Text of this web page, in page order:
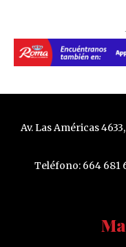
Av. Las Américas
Teléfono: 664 681